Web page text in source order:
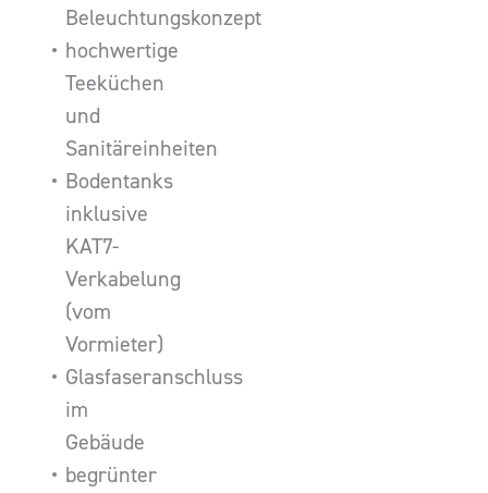
Beleuchtungskonzept
hochwertige
Teeküchen
und
Sanitäreinheiten
Bodentanks
inklusive
KAT7-
Verkabelung
(vom
Vormieter)
Glasfaseranschluss
im
Gebäude
begrünter